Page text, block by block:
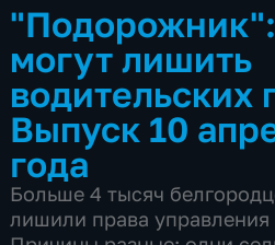
"Подорожник":
могут лишить
водительских
Выпуск 10
года
Больше 4 тысяч
лишили права